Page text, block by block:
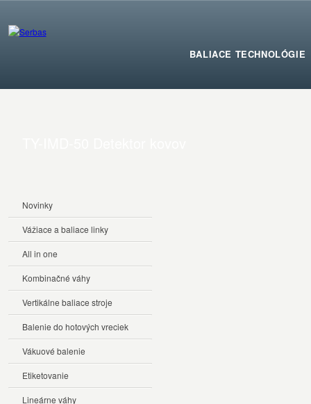
BALIACE TECHNOLÓGIE
Novinky
Vážiace a baliace linky
All in one
Kombinačné váhy
Vertikálne baliace stroje
Balenie do hotových vreciek
Vákuové balenie
Etiketovanie
Lineárne váhy